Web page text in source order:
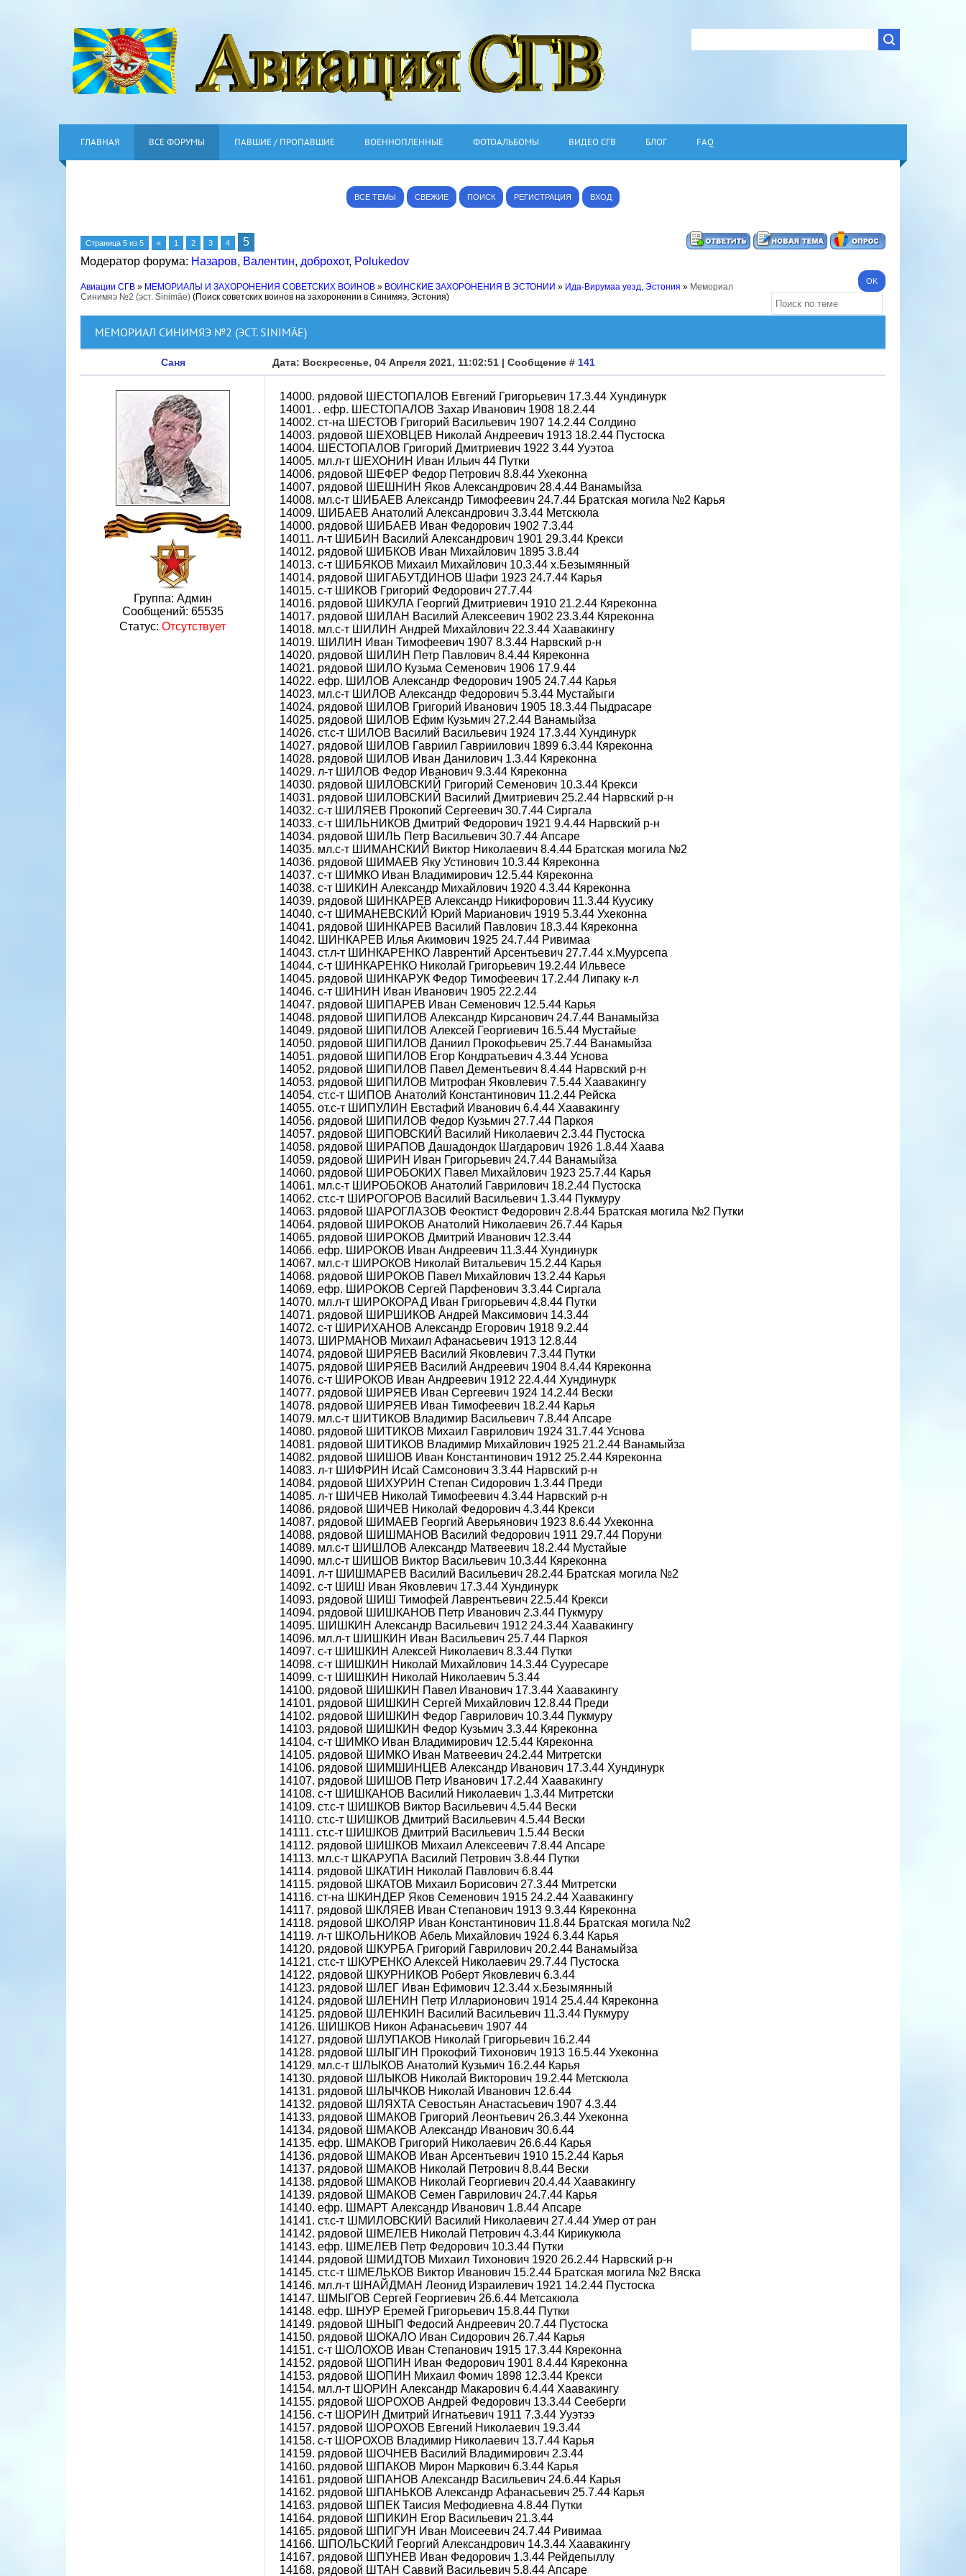
ГЛАВНАЯ ВСЕ ФОРУМЫ ПАВШИЕ / ПРОПАВШИЕ ВОЕННОПЛЕННЫЕ ФОТОАЛЬБОМЫ ВИДЕО СГВ БЛОГ FAQ
ВСЕ ТЕМЫ СВЕЖИЕ ПОИСК РЕГИСТРАЦИЯ ВХОД
Страница 5 из 5 « 1 2 3 4
5
Модератор форума: Назаров, Валентин, доброхот, Polukedov
Авиации СГВ » МЕМОРИАЛЫ И ЗАХОРОНЕНИЯ СОВЕТСКИХ ВОИНОВ » ВОИНСКИЕ ЗАХОРОНЕНИЯ В ЭСТОНИИ » Ида-Вирумаа уезд, Эстония » Мемориал
Синимяэ №2 (эст. Sinimäe) (Поиск советских воинов на захоронении в Синимяэ, Эстония)
МЕМОРИАЛ СИНИМЯЭ №2 (ЭСТ. SINIMÄE)
Саня Дата: Воскресенье, 04 Апреля 2021, 11:02:51 | Сообщение # 141
Группа: Админ
Сообщений: 65535
Статус: Отсутствует
14000. рядовой ШЕСТОПАЛОВ Евгений Григорьевич 17.3.44 Хундинурк
14001. . ефр. ШЕСТОПАЛОВ Захар Иванович 1908 18.2.44
14002. ст-на ШЕСТОВ Григорий Васильевич 1907 14.2.44 Солдино
14003. рядовой ШЕХОВЦЕВ Николай Андреевич 1913 18.2.44 Пустоска
14004. ШЕСТОПАЛОВ Григорий Дмитриевич 1922 3.44 Ууэтоа
14005. мл.л-т ШЕХОНИН Иван Ильич 44 Путки
14006. рядовой ШЕФЕР Федор Петрович 8.8.44 Ухеконна
14007. рядовой ШЕШНИН Яков Александрович 28.4.44 Ванамыйза
14008. мл.с-т ШИБАЕВ Александр Тимофеевич 24.7.44 Братская могила №2 Карья
14009. ШИБАЕВ Анатолий Александрович 3.3.44 Метскюла
14000. рядовой ШИБАЕВ Иван Федорович 1902 7.3.44
14011. л-т ШИБИН Василий Александрович 1901 29.3.44 Крекси
14012. рядовой ШИБКОВ Иван Михайлович 1895 3.8.44
14013. с-т ШИБЯКОВ Михаил Михайлович 10.3.44 х.Безымянный
14014. рядовой ШИГАБУТДИНОВ Шафи 1923 24.7.44 Карья
14015. с-т ШИКОВ Григорий Федорович 27.7.44
14016. рядовой ШИКУЛА Георгий Дмитриевич 1910 21.2.44 Кяреконна
14017. рядовой ШИЛАН Василий Алексеевич 1902 23.3.44 Кяреконна
14018. мл.с-т ШИЛИН Андрей Михайлович 22.3.44 Хаавакингу
14019. ШИЛИН Иван Тимофеевич 1907 8.3.44 Нарвский р-н
14020. рядовой ШИЛИН Петр Павлович 8.4.44 Кяреконна
14021. рядовой ШИЛО Кузьма Семенович 1906 17.9.44
14022. ефр. ШИЛОВ Александр Федорович 1905 24.7.44 Карья
14023. мл.с-т ШИЛОВ Александр Федорович 5.3.44 Мустайыги
14024. рядовой ШИЛОВ Григорий Иванович 1905 18.3.44 Пыдрасаре
14025. рядовой ШИЛОВ Ефим Кузьмич 27.2.44 Ванамыйза
14026. ст.с-т ШИЛОВ Василий Васильевич 1924 17.3.44 Хундинурк
14027. рядовой ШИЛОВ Гавриил Гавриилович 1899 6.3.44 Кяреконна
14028. рядовой ШИЛОВ Иван Данилович 1.3.44 Кяреконна
14029. л-т ШИЛОВ Федор Иванович 9.3.44 Кяреконна
14030. рядовой ШИЛОВСКИЙ Григорий Семенович 10.3.44 Крекси
14031. рядовой ШИЛОВСКИЙ Василий Дмитриевич 25.2.44 Нарвский р-н
14032. с-т ШИЛЯЕВ Прокопий Сергеевич 30.7.44 Сиргала
14033. с-т ШИЛЬНИКОВ Дмитрий Федорович 1921 9.4.44 Нарвский р-н
14034. рядовой ШИЛЬ Петр Васильевич 30.7.44 Апсаре
14035. мл.с-т ШИМАНСКИЙ Виктор Николаевич 8.4.44 Братская могила №2
14036. рядовой ШИМАЕВ Яку Устинович 10.3.44 Кяреконна
14037. с-т ШИМКО Иван Владимирович 12.5.44 Кяреконна
14038. с-т ШИКИН Александр Михайлович 1920 4.3.44 Кяреконна
14039. рядовой ШИНКАРЕВ Александр Никифорович 11.3.44 Куусику
14040. с-т ШИМАНЕВСКИЙ Юрий Марианович 1919 5.3.44 Ухеконна
14041. рядовой ШИНКАРЕВ Василий Павлович 18.3.44 Кяреконна
14042. ШИНКАРЕВ Илья Акимович 1925 24.7.44 Ривимаа
14043. ст.л-т ШИНКАРЕНКО Лаврентий Арсентьевич 27.7.44 х.Муурсепа
14044. с-т ШИНКАРЕНКО Николай Григорьевич 19.2.44 Ильвесе
14045. рядовой ШИНКАРУК Федор Тимофеевич 17.2.44 Липаку к-л
14046. с-т ШИНИН Иван Иванович 1905 22.2.44
14047. рядовой ШИПАРЕВ Иван Семенович 12.5.44 Карья
14048. рядовой ШИПИЛОВ Александр Кирсанович 24.7.44 Ванамыйза
14049. рядовой ШИПИЛОВ Алексей Георгиевич 16.5.44 Мустайые
14050. рядовой ШИПИЛОВ Даниил Прокофьевич 25.7.44 Ванамыйза
14051. рядовой ШИПИЛОВ Егор Кондратьевич 4.3.44 Уснова
14052. рядовой ШИПИЛОВ Павел Дементьевич 8.4.44 Нарвский р-н
14053. рядовой ШИПИЛОВ Митрофан Яковлевич 7.5.44 Хаавакингу
14054. ст.с-т ШИПОВ Анатолий Константинович 11.2.44 Рейска
14055. от.с-т ШИПУЛИН Евстафий Иванович 6.4.44 Хаавакингу
14056. рядовой ШИПИЛОВ Федор Кузьмич 27.7.44 Паркоя
14057. рядовой ШИПОВСКИЙ Василий Николаевич 2.3.44 Пустоска
14058. рядовой ШИРАПОВ Дашадондок Шагдарович 1926 1.8.44 Хаава
14059. рядовой ШИРИН Иван Григорьевич 24.7.44 Ванамыйза
14060. рядовой ШИРОБОКИХ Павел Михайлович 1923 25.7.44 Карья
14061. мл.с-т ШИРОБОКОВ Анатолий Гаврилович 18.2.44 Пустоска
14062. ст.с-т ШИРОГОРОВ Василий Васильевич 1.3.44 Пукмуру
14063. рядовой ШАРОГЛАЗОВ Феоктист Федорович 2.8.44 Братская могила №2 Путки
14064. рядовой ШИРОКОВ Анатолий Николаевич 26.7.44 Карья
14065. рядовой ШИРОКОВ Дмитрий Иванович 12.3.44
14066. ефр. ШИРОКОВ Иван Андреевич 11.3.44 Хундинурк
14067. мл.с-т ШИРОКОВ Николай Витальевич 15.2.44 Карья
14068. рядовой ШИРОКОВ Павел Михайлович 13.2.44 Карья
14069. ефр. ШИРОКОВ Сергей Парфенович 3.3.44 Сиргала
14070. мл.л-т ШИРОКОРАД Иван Григорьевич 4.8.44 Путки
14071. рядовой ШИРШИКОВ Андрей Максимович 14.3.44
14072. с-т ШИРИХАНОВ Александр Егорович 1918 9.2.44
14073. ШИРМАНОВ Михаил Афанасьевич 1913 12.8.44
14074. рядовой ШИРЯЕВ Василий Яковлевич 7.3.44 Путки
14075. рядовой ШИРЯЕВ Василий Андреевич 1904 8.4.44 Кяреконна
14076. с-т ШИРОКОВ Иван Андреевич 1912 22.4.44 Хундинурк
14077. рядовой ШИРЯЕВ Иван Сергеевич 1924 14.2.44 Вески
14078. рядовой ШИРЯЕВ Иван Тимофеевич 18.2.44 Карья
14079. мл.с-т ШИТИКОВ Владимир Васильевич 7.8.44 Апсаре
14080. рядовой ШИТИКОВ Михаил Гаврилович 1924 31.7.44 Уснова
14081. рядовой ШИТИКОВ Владимир Михайлович 1925 21.2.44 Ванамыйза
14082. рядовой ШИШОВ Иван Константинович 1912 25.2.44 Кяреконна
14083. л-т ШИФРИН Исай Самсонович 3.3.44 Нарвский р-н
14084. рядовой ШИХУРИН Степан Сидорович 1.3.44 Преди
14085. л-т ШИЧЕВ Николай Тимофеевич 4.3.44 Нарвский р-н
14086. рядовой ШИЧЕВ Николай Федорович 4.3.44 Крекси
14087. рядовой ШИМАЕВ Георгий Аверьянович 1923 8.6.44 Ухеконна
14088. рядовой ШИШМАНОВ Василий Федорович 1911 29.7.44 Поруни
14089. мл.с-т ШИШЛОВ Александр Матвеевич 18.2.44 Мустайые
14090. мл.с-т ШИШОВ Виктор Васильевич 10.3.44 Кяреконна
14091. л-т ШИШМАРЕВ Василий Васильевич 28.2.44 Братская могила №2
14092. с-т ШИШ Иван Яковлевич 17.3.44 Хундинурк
14093. рядовой ШИШ Тимофей Лаврентьевич 22.5.44 Крекси
14094. рядовой ШИШКАНОВ Петр Иванович 2.3.44 Пукмуру
14095. ШИШКИН Александр Васильевич 1912 24.3.44 Хаавакингу
14096. мл.л-т ШИШКИН Иван Васильевич 25.7.44 Паркоя
14097. с-т ШИШКИН Алексей Николаевич 8.3.44 Путки
14098. с-т ШИШКИН Николай Михайлович 14.3.44 Сууресаре
14099. с-т ШИШКИН Николай Николаевич 5.3.44
14100. рядовой ШИШКИН Павел Иванович 17.3.44 Хаавакингу
14101. рядовой ШИШКИН Сергей Михайлович 12.8.44 Преди
14102. рядовой ШИШКИН Федор Гаврилович 10.3.44 Пукмуру
14103. рядовой ШИШКИН Федор Кузьмич 3.3.44 Кяреконна
14104. с-т ШИМКО Иван Владимирович 12.5.44 Кяреконна
14105. рядовой ШИМКО Иван Матвеевич 24.2.44 Митретски
14106. рядовой ШИМШИНЦЕВ Александр Иванович 17.3.44 Хундинурк
14107. рядовой ШИШОВ Петр Иванович 17.2.44 Хаавакингу
14108. с-т ШИШКАНОВ Василий Николаевич 1.3.44 Митретски
14109. ст.с-т ШИШКОВ Виктор Васильевич 4.5.44 Вески
14110. ст.с-т ШИШКОВ Дмитрий Васильевич 4.5.44 Вески
14111. ст.с-т ШИШКОВ Дмитрий Васильевич 1.5.44 Вески
14112. рядовой ШИШКОВ Михаил Алексеевич 7.8.44 Апсаре
14113. мл.с-т ШКАРУПА Василий Петрович 3.8.44 Путки
14114. рядовой ШКАТИН Николай Павлович 6.8.44
14115. рядовой ШКАТОВ Михаил Борисович 27.3.44 Митретски
14116. ст-на ШКИНДЕР Яков Семенович 1915 24.2.44 Хаавакингу
14117. рядовой ШКЛЯЕВ Иван Степанович 1913 9.3.44 Кяреконна
14118. рядовой ШКОЛЯР Иван Константинович 11.8.44 Братская могила №2
14119. л-т ШКОЛЬНИКОВ Абель Михайлович 1924 6.3.44 Карья
14120. рядовой ШКУРБА Григорий Гаврилович 20.2.44 Ванамыйза
14121. ст.с-т ШКУРЕНКО Алексей Николаевич 29.7.44 Пустоска
14122. рядовой ШКУРНИКОВ Роберт Яковлевич 6.3.44
14123. рядовой ШЛЕГ Иван Ефимович 12.3.44 х.Безымянный
14124. рядовой ШЛЕНИН Петр Илларионович 1914 25.4.44 Кяреконна
14125. рядовой ШЛЕНКИН Василий Васильевич 11.3.44 Пукмуру
14126. ШИШКОВ Никон Афанасьевич 1907 44
14127. рядовой ШЛУПАКОВ Николай Григорьевич 16.2.44
14128. рядовой ШЛЫГИН Прокофий Тихонович 1913 16.5.44 Ухеконна
14129. мл.с-т ШЛЫКОВ Анатолий Кузьмич 16.2.44 Карья
14130. рядовой ШЛЫКОВ Николай Викторович 19.2.44 Метскюла
14131. рядовой ШЛЫЧКОВ Николай Иванович 12.6.44
14132. рядовой ШЛЯХТА Севостьян Анастасьевич 1907 4.3.44
14133. рядовой ШМАКОВ Григорий Леонтьевич 26.3.44 Ухеконна
14134. рядовой ШМАКОВ Александр Иванович 30.6.44
14135. ефр. ШМАКОВ Григорий Николаевич 26.6.44 Карья
14136. рядовой ШМАКОВ Иван Арсентьевич 1910 15.2.44 Карья
14137. рядовой ШМАКОВ Николай Петрович 8.8.44 Вески
14138. рядовой ШМАКОВ Николай Георгиевич 20.4.44 Хаавакингу
14139. рядовой ШМАКОВ Семен Гаврилович 24.7.44 Карья
14140. ефр. ШМАРТ Александр Иванович 1.8.44 Апсаре
14141. ст.с-т ШМИЛОВСКИЙ Василий Николаевич 27.4.44 Умер от ран
14142. рядовой ШМЕЛЕВ Николай Петрович 4.3.44 Кирикукюла
14143. ефр. ШМЕЛЕВ Петр Федорович 10.3.44 Путки
14144. рядовой ШМИДТОВ Михаил Тихонович 1920 26.2.44 Нарвский р-н
14145. ст.с-т ШМЕЛЬКОВ Виктор Иванович 15.2.44 Братская могила №2 Вяска
14146. мл.л-т ШНАЙДМАН Леонид Израилевич 1921 14.2.44 Пустоска
14147. ШМЫГОВ Сергей Георгиевич 26.6.44 Метсакюла
14148. ефр. ШНУР Еремей Григорьевич 15.8.44 Путки
14149. рядовой ШНЫП Федосий Андреевич 20.7.44 Пустоска
14150. рядовой ШОКАЛО Иван Сидорович 26.7.44 Карья
14151. с-т ШОЛОХОВ Иван Степанович 1915 17.3.44 Кяреконна
14152. рядовой ШОПИН Иван Федорович 1901 8.4.44 Кяреконна
14153. рядовой ШОПИН Михаил Фомич 1898 12.3.44 Крекси
14154. мл.л-т ШОРИН Александр Макарович 6.4.44 Хаавакингу
14155. рядовой ШОРОХОВ Андрей Федорович 13.3.44 Сееберги
14156. с-т ШОРИН Дмитрий Игнатьевич 1911 7.3.44 Ууэтээ
14157. рядовой ШОРОХОВ Евгений Николаевич 19.3.44
14158. с-т ШОРОХОВ Владимир Николаевич 13.7.44 Карья
14159. рядовой ШОЧНЕВ Василий Владимирович 2.3.44
14160. рядовой ШПАКОВ Мирон Маркович 6.3.44 Карья
14161. рядовой ШПАНОВ Александр Васильевич 24.6.44 Карья
14162. рядовой ШПАНЬКОВ Александр Афанасьевич 25.7.44 Карья
14163. рядовой ШПЕК Таисия Мефодиевна 4.8.44 Путки
14164. рядовой ШПИКИН Егор Васильевич 21.3.44
14165. рядовой ШПИГУН Иван Моисеевич 24.7.44 Ривимаа
14166. ШПОЛЬСКИЙ Георгий Александрович 14.3.44 Хаавакингу
14167. рядовой ШПУНЕВ Иван Федорович 1.3.44 Рейдепыллу
14168. рядовой ШТАН Саввий Васильевич 5.8.44 Апсаре